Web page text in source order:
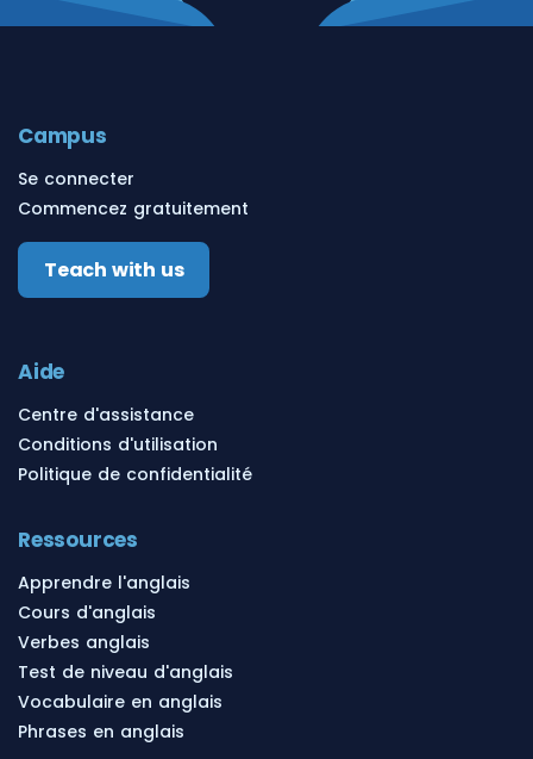
Campus
Se connecter
Commencez gratuitement
Teach with us
Aide
Centre d'assistance
Conditions d'utilisation
Politique de confidentialité
Ressources
Apprendre l'anglais
Cours d'anglais
Verbes anglais
Test de niveau d'anglais
Vocabulaire en anglais
Phrases en anglais